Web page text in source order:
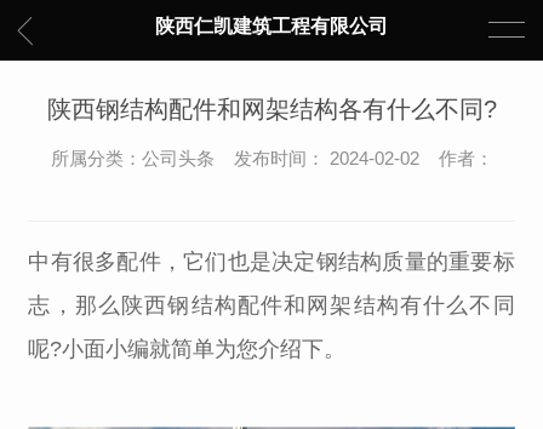
陕西仁凯建筑工程有限公司
陕西钢结构配件和网架结构各有什么不同?
所属分类：公司头条 发布时间： 2024-02-02 作者：
中有很多配件，它们也是决定钢结构质量的重要标
志，那么陕西钢结构配件和网架结构有什么不同
呢?小面小编就简单为您介绍下。